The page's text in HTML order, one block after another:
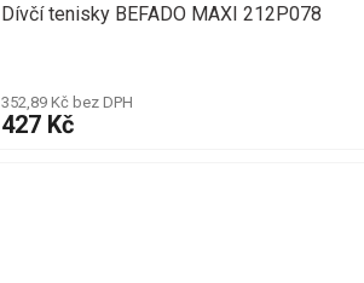
Dívčí tenisky BEFADO MAXI 212P078
352,89 Kč bez DPH
427 Kč